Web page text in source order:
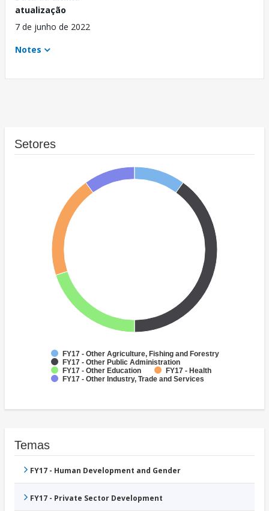
atualização
7 de junho de 2022
Notes
Setores
FY17 - Other Agriculture, Fishing and Forestry
FY17 - Other Public Administration
FY17 - Other Education
FY17 - Health
FY17 - Other Industry, Trade and Services
Temas
FY17 - Human Development and Gender
FY17 - Private Sector Development